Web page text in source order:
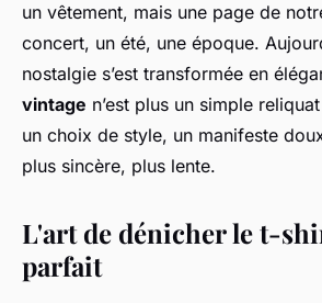
un vêtement, mais une page de
concert, un été, une époque.
nostalgie s’est transformée en
vintage n’est plus un simple
un choix de style, un manifeste
plus sincère, plus lente.
L'art de dénicher le t-
parfait